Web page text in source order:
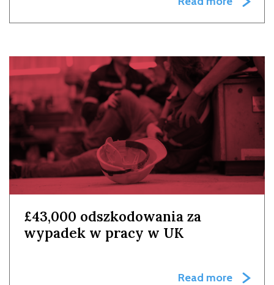
£43,000 odszkodowania za
wypadek w pracy w UK
Read more